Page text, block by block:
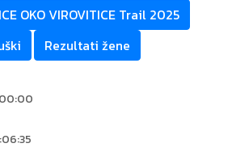
OKO VIROVITICE Trail 2025
Rezultati žene